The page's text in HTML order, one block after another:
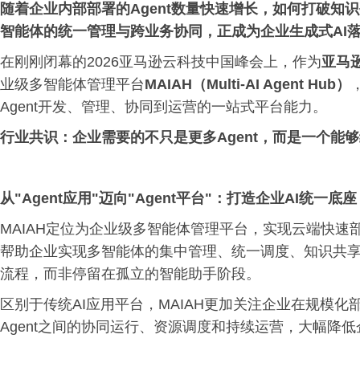
随着企业内部部署的Agent数量快速增长，如何打破知
智能体的统一管理与跨业务协同，正成为企业生成式AI
在刚刚闭幕的2026亚马逊云科技中国峰会上，作为亚马
业级多智能体管理平台MAIAH（Multi-AI Agent Hub）
Agent开发、管理、协同到运营的一站式平台能力。
行业共识：企业需要的不只是更多Agent，而是一个能
从"Agent应用"迈向"Agent平台"：打造企业AI统一底座
MAIAH定位为企业级多智能体管理平台，实现云端快
帮助企业实现多智能体的集中管理、统一调度、知识共
流程，而非停留在孤立的智能助手阶段。
区别于传统AI应用平台，MAIAH更加关注企业在规模化
Agent之间的协同运行、资源调度和持续运营，大幅降